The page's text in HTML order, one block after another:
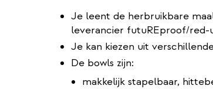
Je leent de herbruikbare
leverancier futuREproof/red-
Je kan kiezen uit
De bowls zijn:
makkelijk stapelbaar,